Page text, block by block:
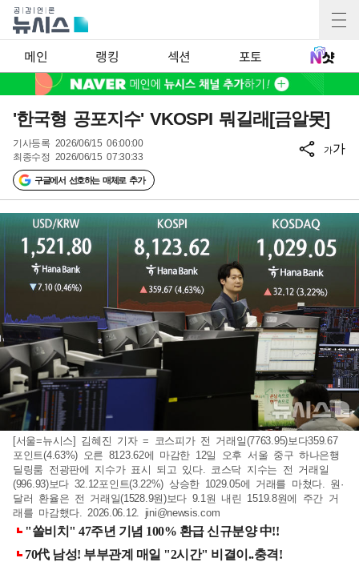
메인 랭킹 섹션 포토
'한국형 공포지수' VKOSPI 뭐길래[금알못]
기사등록 2026/06/15 06:00:00
최종수정 2026/06/15 07:30:33
구글에서 선호하는 매체로 추가
가가
[서울=뉴시스] 김혜진 기자 = 코스피가 전 거래일(7763.95)보다359.67
포인트(4.63%) 오른 8123.62에 마감한 12일 오후 서울 중구 하나은행
딜링룸 전광판에 지수가 표시 되고 있다. 코스닥 지수는 전 거래일
(996.93)보다 32.12포인트(3.22%) 상승한 1029.05에 거래를 마쳤다. 원·
달러 환율은 전 거래일(1528.9원)보다 9.1원 내린 1519.8원에 주간 거
래를 마감했다. 2026.06.12. jini@newsis.com